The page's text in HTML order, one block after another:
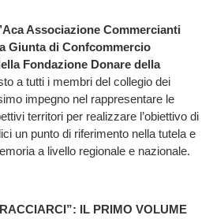
Associazione Commercianti
Giunta di Confcommercio
Fondazione Donare della
a tutti i membri del collegio dei
impegno nel rappresentare le
territori per realizzare l’obiettivo di
un punto di riferimento nella tutela e
a livello regionale e nazionale.
IL PRIMO VOLUME